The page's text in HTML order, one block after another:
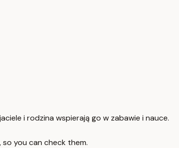
i rodzina wspierają go w zabawie i nauce.
you can check them.